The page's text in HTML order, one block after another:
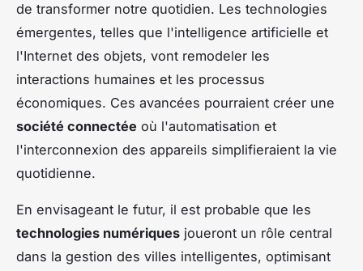
de transformer notre quotidien. Les technologies
émergentes, telles que l'intelligence artificielle et
l'Internet des objets, vont remodeler les
interactions humaines et les processus
économiques. Ces avancées pourraient créer une
société connectée où l'automatisation et
l'interconnexion des appareils simplifieraient la vie
quotidienne.
En envisageant le futur, il est probable que les
technologies numériques joueront un rôle central
dans la gestion des villes intelligentes, optimisant